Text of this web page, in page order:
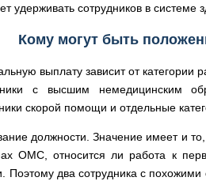
удерживать сотрудников в системе
Кому могут быть
выплату зависит от категории
с высшим немедицинским
скорой помощи и отдельные
должности. Значение имеет и
ОМС, относится ли работа к
два сотрудника с